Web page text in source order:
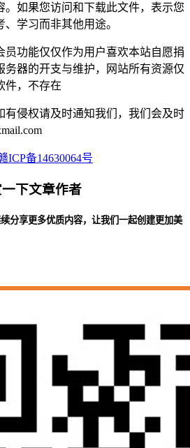
。如果您访问和下载此文件，表示您
学习而非其他用途。
员功能仅仅作为用户喜欢本站自愿捐
务器的开支与维护，网站所有资源仅
件，不存在
有侵权请及时通知我们，我们会及时
ICP备14630064号
下文章作者
分享更多优质内容，让我们一起创建更加美